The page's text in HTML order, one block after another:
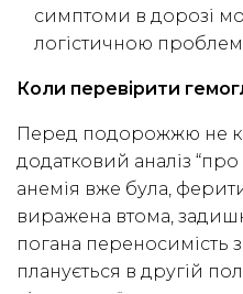
симптоми в дорозі
логістичною
Коли перевірити
Перед подорожжю не
додатковий аналіз
анемія вже була,
виражена втома,
погана переносимість
планується в другій